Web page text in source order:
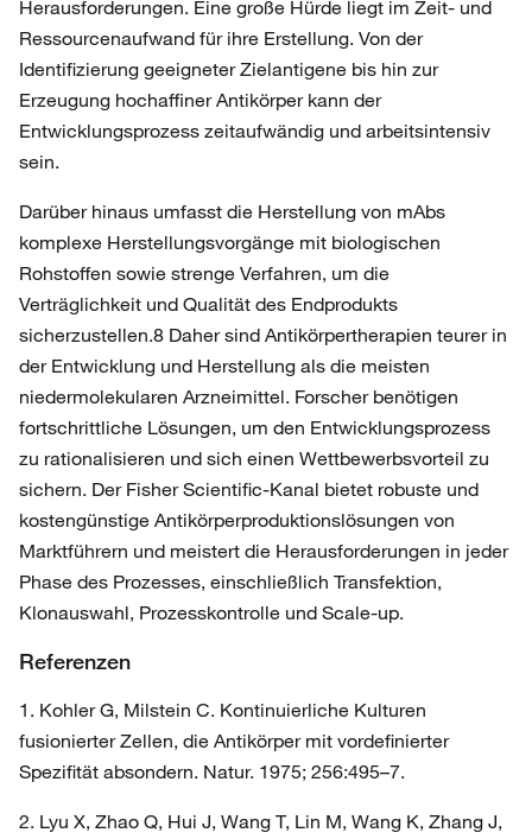
Herausforderungen. Eine große Hürde liegt im Zeit- und
Ressourcenaufwand für ihre Erstellung. Von der
Identifizierung geeigneter Zielantigene bis hin zur
Erzeugung hochaffiner Antikörper kann der
Entwicklungsprozess zeitaufwändig und arbeitsintensiv
sein.
Darüber hinaus umfasst die Herstellung von mAbs
komplexe Herstellungsvorgänge mit biologischen
Rohstoffen sowie strenge Verfahren, um die
Verträglichkeit und Qualität des Endprodukts
sicherzustellen.8 Daher sind Antikörpertherapien teurer in
der Entwicklung und Herstellung als die meisten
niedermolekularen Arzneimittel. Forscher benötigen
fortschrittliche Lösungen, um den Entwicklungsprozess
zu rationalisieren und sich einen Wettbewerbsvorteil zu
sichern. Der Fisher Scientific-Kanal bietet robuste und
kostengünstige Antikörperproduktionslösungen von
Marktführern und meistert die Herausforderungen in jeder
Phase des Prozesses, einschließlich Transfektion,
Klonauswahl, Prozesskontrolle und Scale-up.
Referenzen
1. Kohler G, Milstein C. Kontinuierliche Kulturen
fusionierter Zellen, die Antikörper mit vordefinierter
Spezifität absondern. Natur. 1975; 256:495–7.
2. Lyu X, Zhao Q, Hui J, Wang T, Lin M, Wang K, Zhang J,